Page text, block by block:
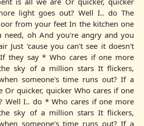
light goes out? Well I.. do The
from your feet In the kitchen one
need, oh And you're angry and you
Just 'cause you can't see it doesn't
they say * Who cares if one more
sky of a million stars It flickers,
someone's time runs out? If a
Or quicker, quicker Who cares if one
Well I.. do * Who cares if one more
sky of a million stars It flickers,
someone's time runs out? If a